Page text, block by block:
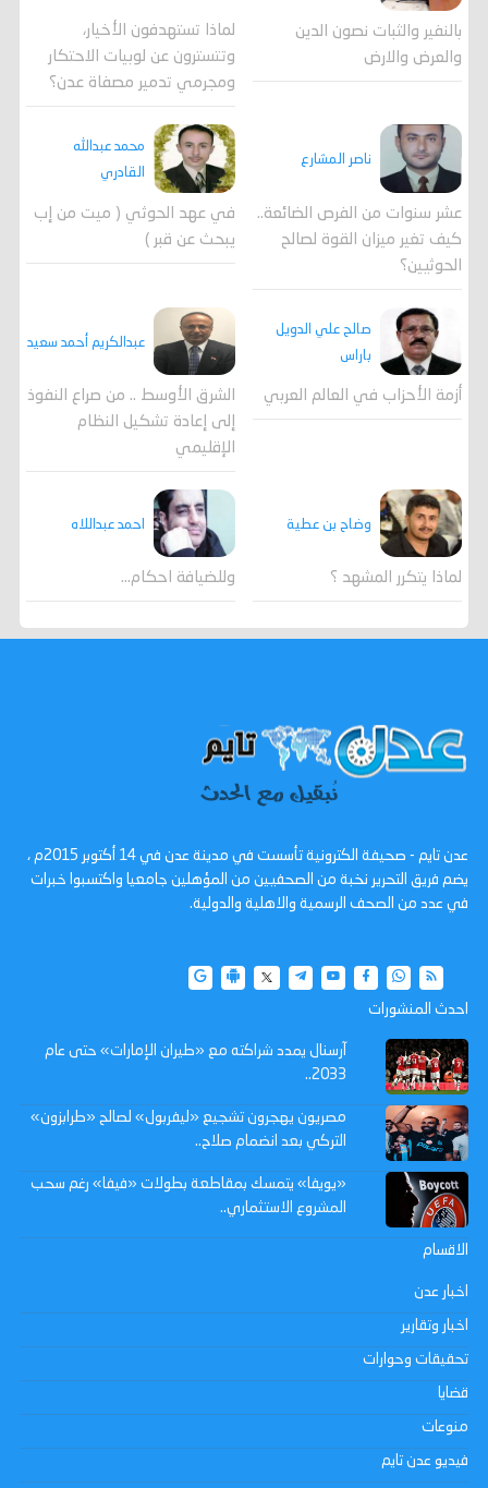
بالنفير والثبات نصون الدين
والعرض والارض
لماذا تستهدفون الأخيار،
وتتسترون عن لوبيات الاحتكار
ومجرمي تدمير مصفاة عدن؟
ناصر المشارع
عشر سنوات من الفرص الضائعة..
كيف تغير ميزان القوة لصالح
الحوثيين؟
محمد عبدالله
القادري
في عهد الحوثي ( ميت من إب
يبحث عن قبر )
صالح علي الدويل
باراس
أزمة الأحزاب في العالم العربي
عبدالكريم أحمد سعيد
الشرق الأوسط .. من صراع النفوذ
إلى إعادة تشكيل النظام
الإقليمي
وضاح بن عطية
لماذا يتكرر المشهد ؟
احمد عبداللاه
وللضيافة احكام…
عدن تايم - صحيفة الكترونية تأسست في مدينة عدن في 14 أكتوبر 2015م ،
يضم فريق التحرير نخبة من الصحفيين من المؤهلين جامعيا واكتسبوا خبرات
في عدد من الصحف الرسمية والاهلية والدولية.
احدث المنشورات
آرسنال يمدد شراكته مع «طيران الإمارات» حتى عام
2033..
مصريون يهجرون تشجيع «ليفربول» لصالح «طرابزون»
التركي بعد انضمام صلاح..
«يويفا» يتمسك بمقاطعة بطولات «فيفا» رغم سحب
المشروع الاستثماري..
الاقسام
اخبار عدن
اخبار وتقارير
تحقيقات وحوارات
قضايا
منوعات
فيديو عدن تايم